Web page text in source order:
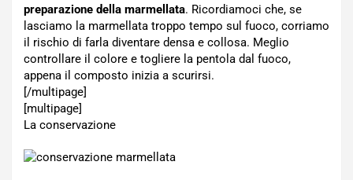
preparazione della marmellata. Ricordiamoci che, se
lasciamo la marmellata troppo tempo sul fuoco, corriamo
il rischio di farla diventare densa e collosa. Meglio
controllare il colore e togliere la pentola dal fuoco,
appena il composto inizia a scurirsi.
[/multipage]
[multipage]
La conservazione